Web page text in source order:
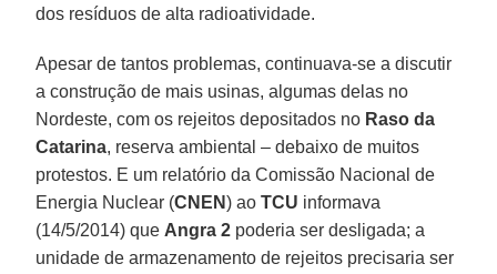
dos resíduos de alta radioatividade.
Apesar de tantos problemas, continuava-se a discutir
a construção de mais usinas, algumas delas no
Nordeste, com os rejeitos depositados no Raso da
Catarina, reserva ambiental – debaixo de muitos
protestos. E um relatório da Comissão Nacional de
Energia Nuclear (CNEN) aoTCU informava
(14/5/2014) que Angra 2 poderia ser desligada; a
unidade de armazenamento de rejeitos precisaria ser